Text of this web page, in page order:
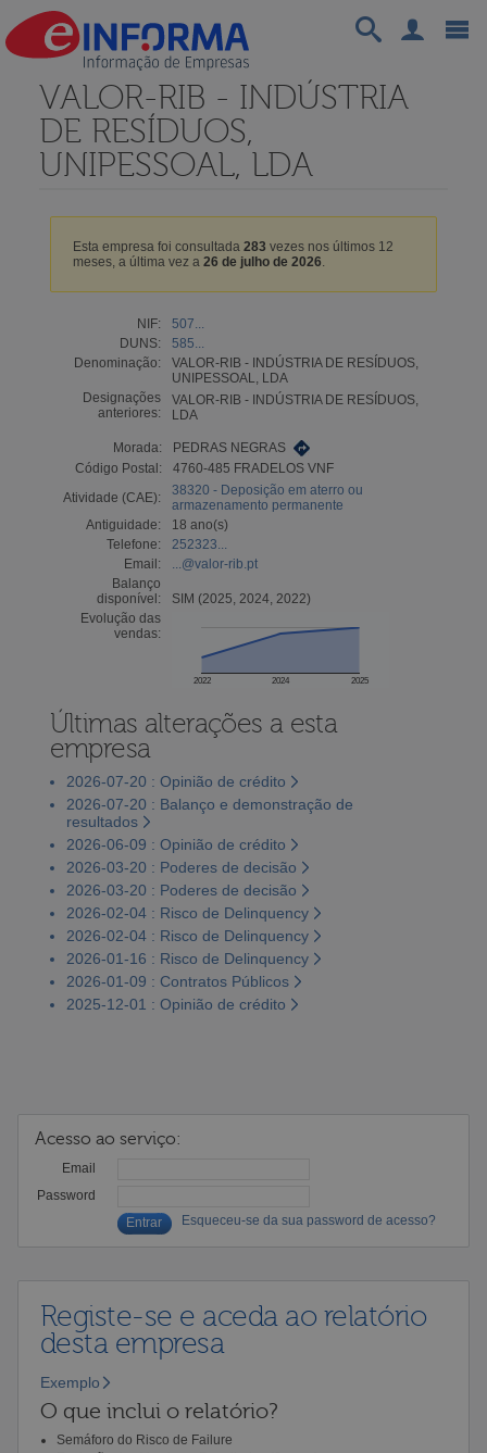
VALOR-RIB - INDÚSTRIA
DE RESÍDUOS,
UNIPESSOAL, LDA
Esta empresa foi consultada 283 vezes nos últimos 12
meses, a última vez a 26 de julho de 2026.
NIF:
507...
DUNS:
585...
Denominação:
VALOR-RIB - INDÚSTRIA DE RESÍDUOS,
UNIPESSOAL, LDA
Designações
anteriores:
VALOR-RIB - INDÚSTRIA DE RESÍDUOS,
LDA
Morada:
PEDRAS NEGRAS
Código Postal:
4760-485 FRADELOS VNF
Atividade (CAE):
38320 - Deposição em aterro ou
armazenamento permanente
Antiguidade:
18 ano(s)
Telefone:
252323...
Email:
...@valor-rib.pt
Balanço
disponível:
SIM (2025, 2024, 2022)
Evolução das
vendas:
2022 2024 2025
Últimas alterações a esta
empresa
2026-07-20 : Opinião de crédito
2026-07-20 : Balanço e demonstração de
resultados
2026-06-09 : Opinião de crédito
2026-03-20 : Poderes de decisão
2026-03-20 : Poderes de decisão
2026-02-04 : Risco de Delinquency
2026-02-04 : Risco de Delinquency
2026-01-16 : Risco de Delinquency
2026-01-09 : Contratos Públicos
2025-12-01 : Opinião de crédito
Acesso ao serviço:
Email
Password
Esqueceu-se da sua password de acesso?
Registe-se e aceda ao relatório
desta empresa
Exemplo
O que inclui o relatório?
Semáforo do Risco de Failure